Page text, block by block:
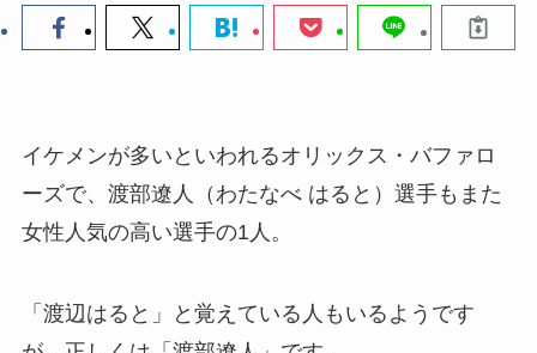
イケメンが多いといわれるオリックス・バファロ
ーズで、渡部遼人（わたなべ はると）選手もまた
女性人気の高い選手の1人。
「渡辺はると」と覚えている人もいるようです